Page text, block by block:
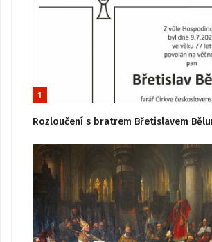
1
Rozloučení s bratrem Břetislavem